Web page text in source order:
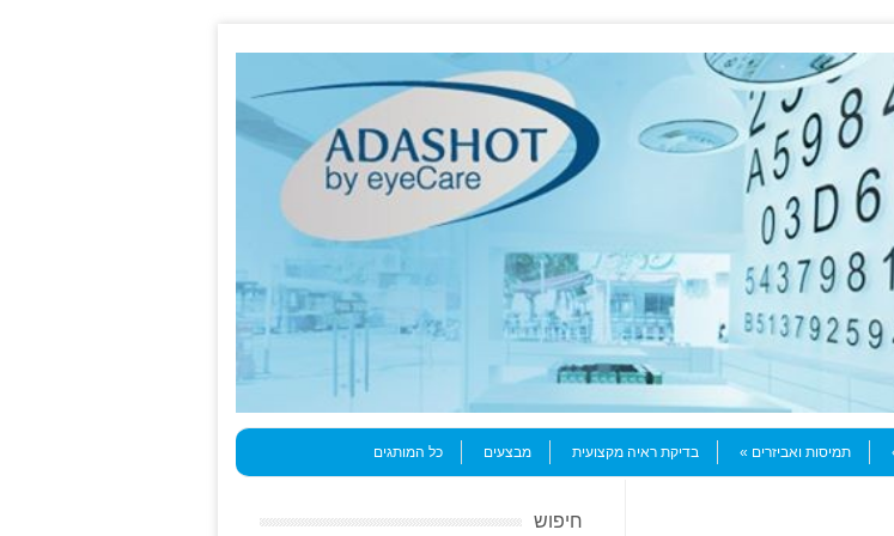
תמיסות ואביזרים בדיקת ראיה מקצועית מבצעים כל המותגים
חיפוש